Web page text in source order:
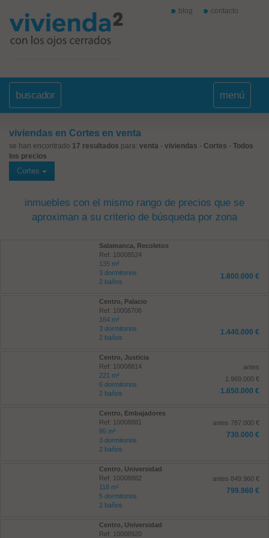
blog contacto
buscador menú
viviendas en Cortes en venta
se han encontrado 17 resultados para: venta - viviendas - Cortes - Todos
los precios
Cortes
inmuebles con el mismo rango de precios que se
aproximan a su criterio de búsqueda por zona
Salamanca, Recoletos
Ref: 10008524
135 m²
3 dormitorios
2 baños
1.800.000 €
Centro, Palacio
Ref: 10008706
164 m²
3 dormitorios
2 baños
1.440.000 €
Centro, Justicia
Ref: 10008814
221 m²
6 dormitorios
2 baños
antes
1.969.000 €
1.650.000 €
Centro, Embajadores
Ref: 10008881
95 m²
3 dormitorios
2 baños
antes 787.000 €
730.000 €
Centro, Universidad
Ref: 10008882
118 m²
5 dormitorios
2 baños
antes 849.960 €
799.960 €
Centro, Universidad
Ref: 10008920